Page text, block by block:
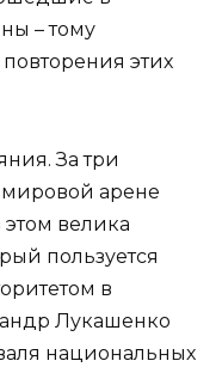
– тому
повторения этих
За три
арене
велика
пользуется
в
­­Лукашенко
национальных